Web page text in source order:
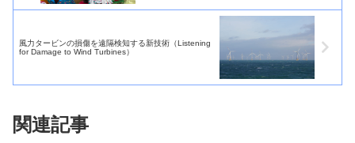
風力タービンの損傷を遠隔検知する新技術（Listening
for Damage to Wind Turbines）
関連記事